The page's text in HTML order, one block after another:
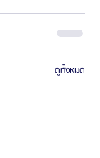
ดูทั้งหมด